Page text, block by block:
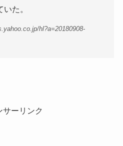
た。
hl?a=20180908-
サーリンク